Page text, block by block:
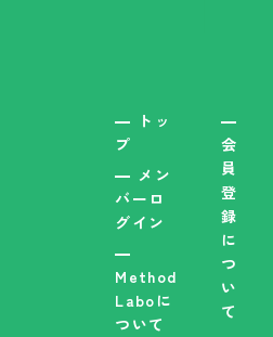
トッ
プ
メン
バーロ
グイン
Method
Laboに
ついて
会
員
登
録
に
つ
い
て